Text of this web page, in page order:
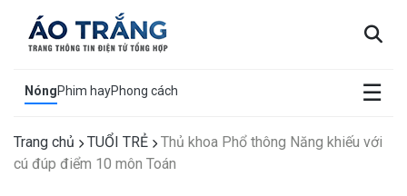
NóngPhim hayPhong cách ☰
×
Trang chủ TUỔI TRẺ
Thủ khoa Phổ thông Năng khiếu với
cú đúp điểm 10 môn Toán